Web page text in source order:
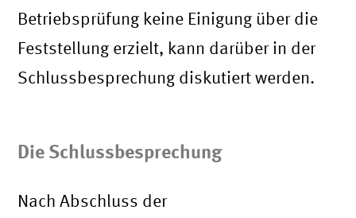
Betriebsprüfung keine Einigung über die
Feststellung erzielt, kann darüber in der
Schlussbesprechung diskutiert werden.
Die Schlussbesprechung
Nach Abschluss der